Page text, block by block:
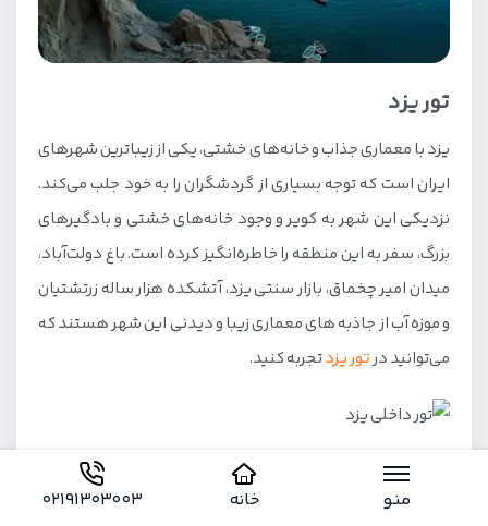
منو خانه 02191303003
تور یزد
یزد با معماری جذاب و خانه‌های خشتی، یکی از زیباترین شهرهای
ایران است که توجه بسیاری از گردشگران را به خود جلب می‌کند.
نزدیکی این شهر به کویر و وجود خانه‌های خشتی و بادگیرهای
بزرگ، سفر به این منطقه را خاطره‌انگیز کرده است. باغ دولت‌آباد،
میدان امیر چخماق، بازار سنتی یزد، آتشکده هزار ساله زرتشتیان
و موزه آب از جاذبه های معماری زیبا و دیدنی این شهر هستند که
می‌توانید درتور یزدتجربه کنید.
دیگر تورهای داخلی جیمبو